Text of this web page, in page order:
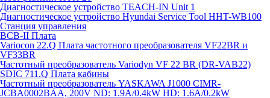
Диагностическое устройство TEACH-IN Unit 1
Диагностическое устройство Hyundai Service Tool HHT-WB100
Станция управления
BCB-II Плата
Variocon 22.Q Плата частотного преобразователя VF22BR и
VF33BR
Частотный преобразователь Variodyn VF 22 BR (DR-VAB22)
SDIC 711.Q Плата кабины
Частотный преобразователь YASKAWA J1000 CIMR-
JCBA0002BAA, 200V ND: 1.9A/0.4kW HD: 1.6A/0.2kW